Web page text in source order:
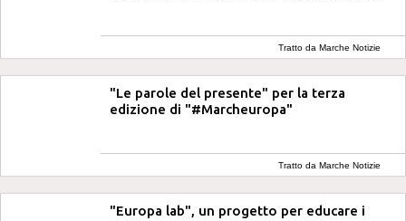
Tratto da Marche Notizie
"Le parole del presente" per la terza
edizione di "#Marcheuropa"
Tratto da Marche Notizie
"Europa lab", un progetto per educare i